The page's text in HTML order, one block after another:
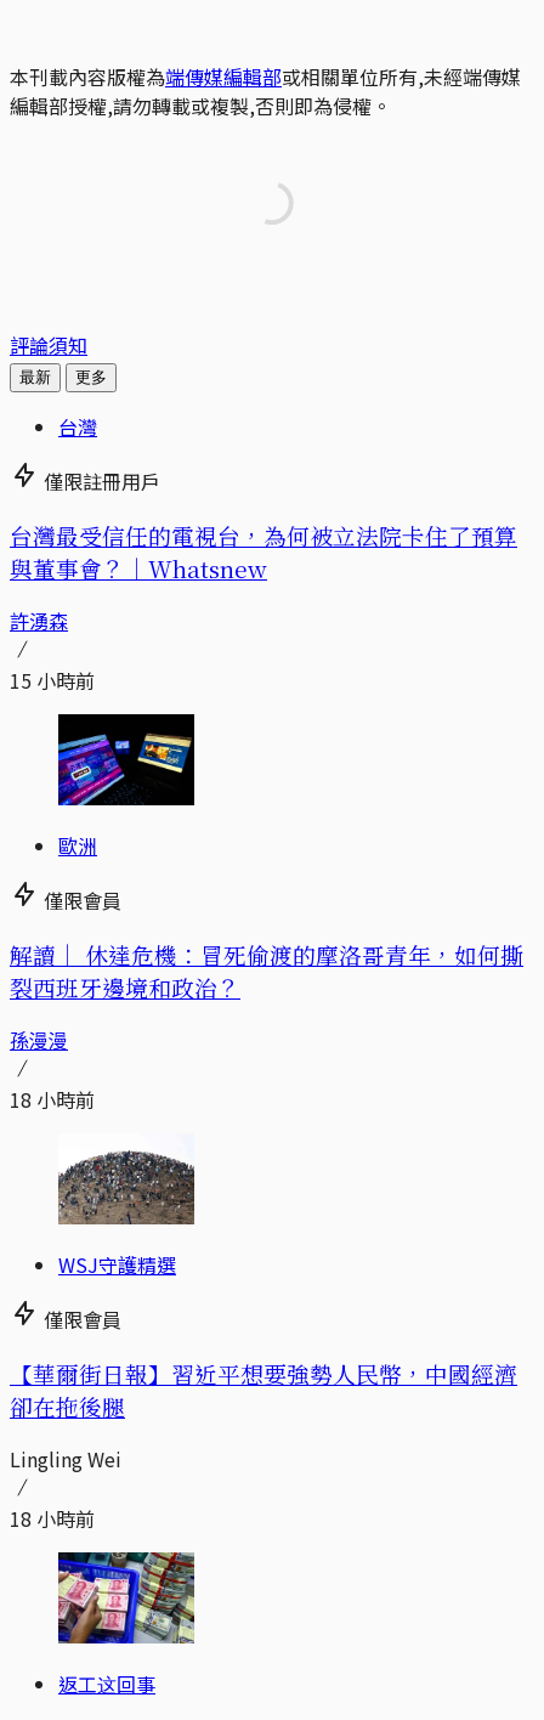
本刊載內容版權為端傳媒編輯部或相關單位所有,未經端傳媒
編輯部授權,請勿轉載或複製,否則即為侵權。
評論須知
最新 更多
台灣
僅限註冊用戶
台灣最受信任的電視台，為何被立法院卡住了預算
與董事會？｜Whatsnew
許湧森
15 小時前
歐洲
僅限會員
解讀｜ 休達危機：冒死偷渡的摩洛哥青年，如何撕
裂西班牙邊境和政治？
孫漫漫
18 小時前
WSJ守護精選
僅限會員
【華爾街日報】習近平想要強勢人民幣，中國經濟
卻在拖後腿
Lingling Wei
18 小時前
返工这回事